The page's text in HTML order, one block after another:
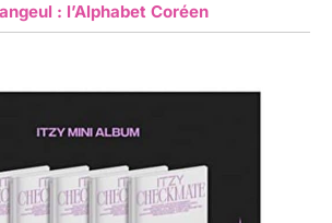
: l’Alphabet Coréen